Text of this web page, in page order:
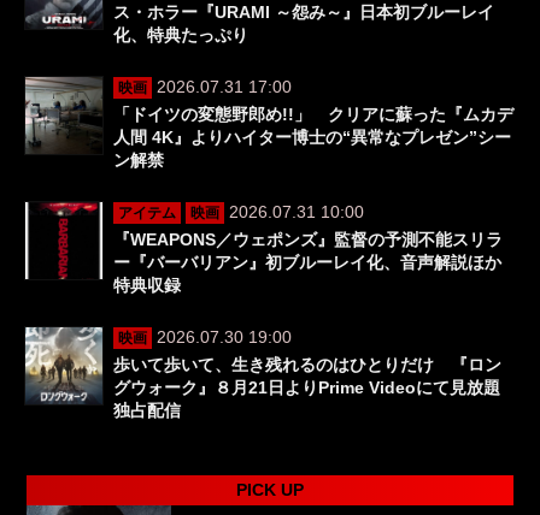
ス・ホラー『URAMI ～怨み～』日本初ブルーレイ
化、特典たっぷり
映画 2026.07.31 17:00
「ドイツの変態野郎め!!」 クリアに蘇った『ムカデ
人間 4K』よりハイター博士の“異常なプレゼン”シー
ン解禁
アイテム 映画 2026.07.31 10:00
『WEAPONS／ウェポンズ』監督の予測不能スリラ
ー『バーバリアン』初ブルーレイ化、音声解説ほか
特典収録
映画 2026.07.30 19:00
歩いて歩いて、生き残れるのはひとりだけ 『ロン
グウォーク』８月21日よりPrime Videoにて見放題
独占配信
PICK UP